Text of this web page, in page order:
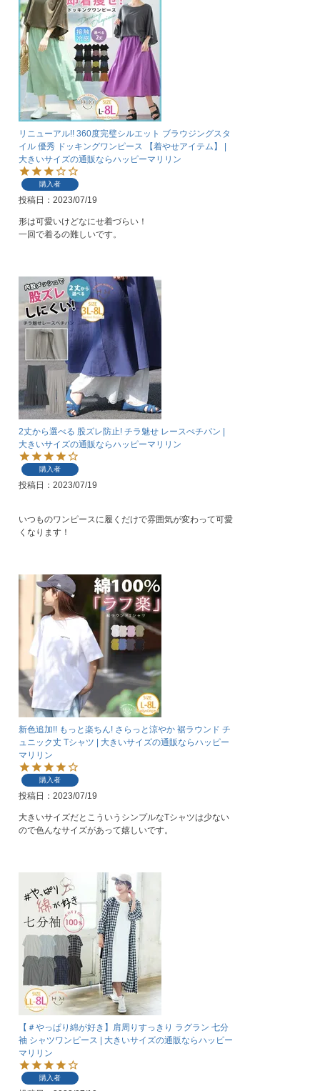
リニューアル!! 360度完璧シルエット ブラウジングスタ
イル 優秀 ドッキングワンピース 【着やせアイテム】 |
大きいサイズの通販ならハッピーマリリン
購入者
投稿日 2023/07/19
形は可愛いけどなにせ着づらい！
一回で着るの難しいです。
2丈から選べる 股ズレ防止! チラ魅せ レースぺチパン |
大きいサイズの通販ならハッピーマリリン
購入者
投稿日 2023/07/19
いつものワンピースに履くだけで雰囲気が変わって可愛
新色追加!! もっと楽ちん! さらっと涼やか 裾ラウンド チ
ュニック丈 Tシャツ | 大きいサイズの通販ならハッピー
マリリン
購入者
投稿日 2023/07/19
大きいサイズだとこういうシンプルなTシャツは少ない
ので色んなサイズがあって嬉しいです。
【＃やっぱり綿が好き】肩周りすっきり ラグラン 七分
袖 シャツワンピース | 大きいサイズの通販ならハッピー
マリリン
購入者